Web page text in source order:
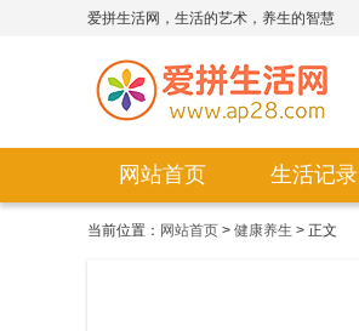
爱拼生活网，生活的艺术，养生的智慧
网站首页 生活记录
当前位置： 网站首页 > 健康养生 > 正文